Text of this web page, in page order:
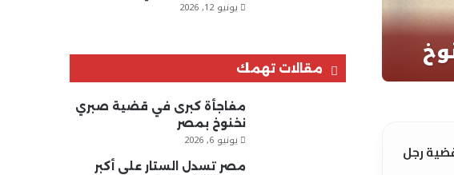
رجل
يونيو 12, 2026
مقالات تهمك
مفاجأة كبرى في قضية صبري
نخنوخ بمصر
يونيو 6, 2026
مصر تسدل الستار على أكبر